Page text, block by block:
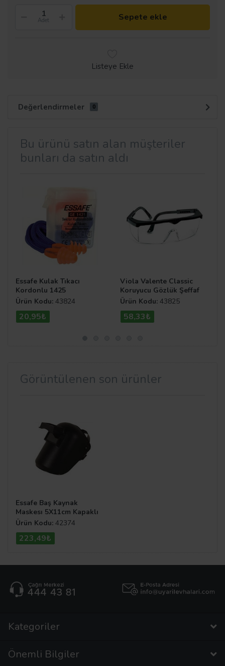
Adet Sepete ekle
Listeye Ekle
Değerlendirmeler 0
Bu ürünü satın alan müşteriler
bunları da satın aldı
Essafe Kulak Tıkacı
Kordonlu 1425
Ürün Kodu: 43824
20,95₺
Viola Valente Classic
Koruyucu Gözlük Şeffaf
Ürün Kodu: 43825
58,33₺
Görüntülenen son ürünler
Essafe Baş Kaynak
Maskesı 5X11cm Kapaklı
Ge 1320
Ürün Kodu: 42374
223,49₺
Kategoriler
Önemli Bilgiler